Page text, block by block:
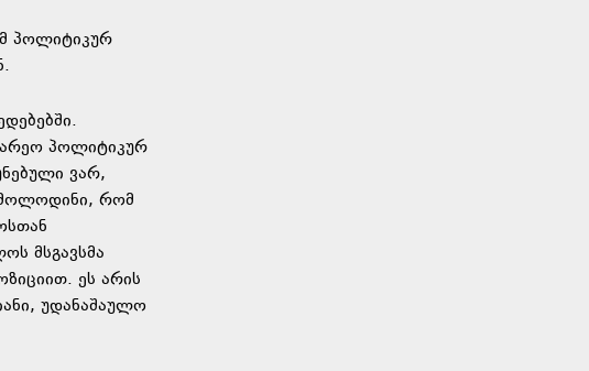
პოლიტიკურ
პოლიტიკურ
ვარ,
მოლოდინი, რომ
მსგავსმა
ეს არის
უდანაშაულო